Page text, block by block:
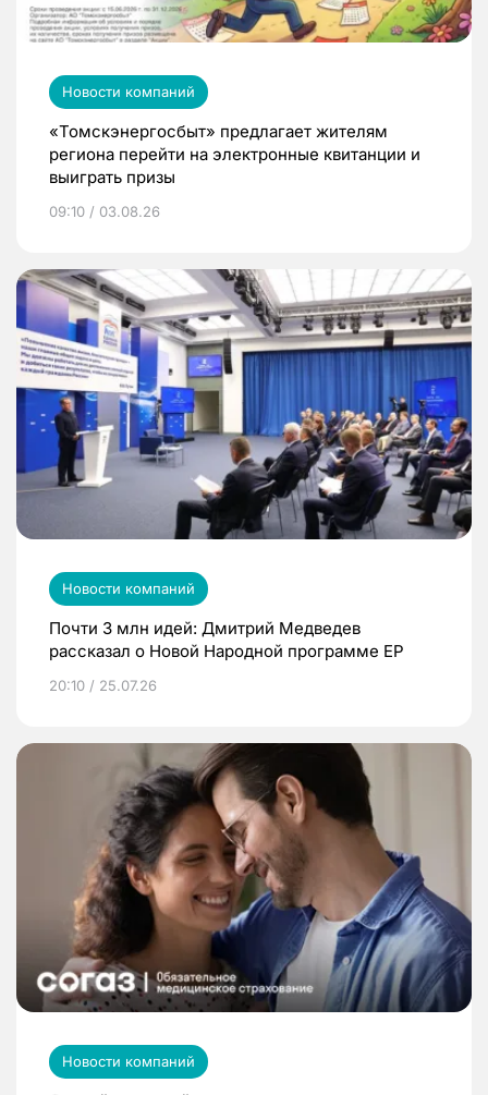
Новости компаний
«Томскэнергосбыт» предлагает жителям
региона перейти на электронные квитанции и
выиграть призы
09:10 / 03.08.26
Новости компаний
Почти 3 млн идей: Дмитрий Медведев
рассказал о Новой Народной программе ЕР
20:10 / 25.07.26
Новости компаний